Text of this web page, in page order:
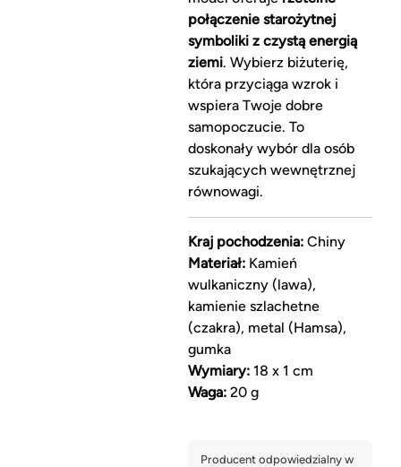
połączenie starożytnej
symboliki z czystą energią
ziemi. Wybierz biżuterię,
która przyciąga wzrok i
wspiera Twoje dobre
samopoczucie. To
doskonały wybór dla osób
szukających wewnętrznej
równowagi.
Kraj pochodzenia:Chiny
Materiał:Kamień
wulkaniczny (lawa),
kamienie szlachetne
(czakra), metal (Hamsa),
gumka
Wymiary:18 x 1 cm
Waga:20 g